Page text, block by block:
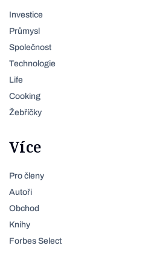
Investice
Průmysl
Společnost
Technologie
Life
Cooking
Žebříčky
Více
Pro členy
Autoři
Obchod
Knihy
Forbes Select